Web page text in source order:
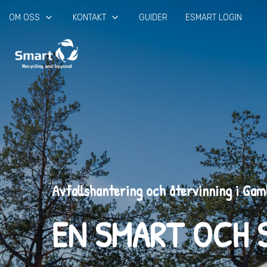
OM OSS keyboard_arrow_down KONTAKT keyboard_arrow_down GUIDER ESMART LOGIN
Avfallshantering och återvinning i
EN SMART OCH